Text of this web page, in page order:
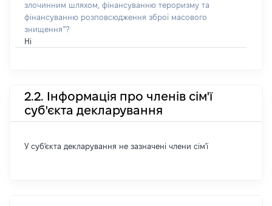
злочинним шляхом, фінансуванню тероризму та
фінансуванню розповсюдження зброї масового
знищення”?
Ні
2.2. Інформація про членів сім'ї
суб'єкта декларування
У суб'єкта декларування не зазначені члени сім'ї